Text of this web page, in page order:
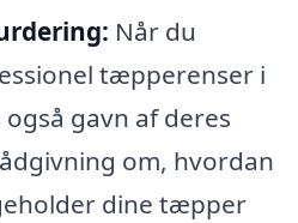
Når du
tæpperenser i
gavn af deres
om, hvordan
dine tæpper